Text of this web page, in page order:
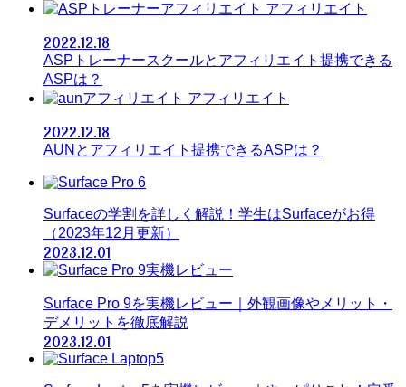
アフィリエイト
2022.12.18
ASPトレーナースクールとアフィリエイト提携できる
ASPは？
アフィリエイト
2022.12.18
AUNとアフィリエイト提携できるASPは？
Surfaceの学割を詳しく解説！学生はSurfaceがお得
（2023年12月更新）
2023.12.01
Surface Pro 9を実機レビュー｜外観画像やメリット・
デメリットを徹底解説
2023.12.01